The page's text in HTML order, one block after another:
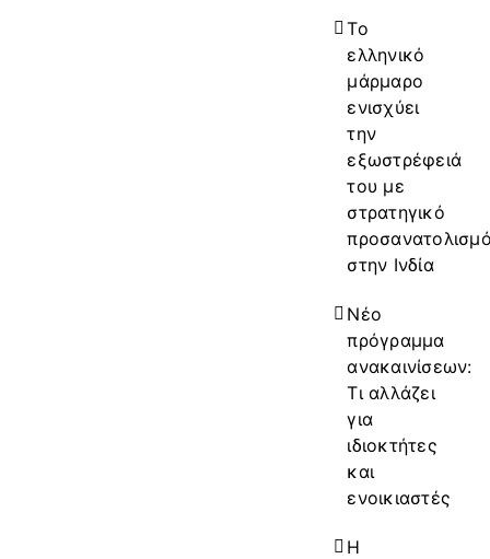
Το
ελληνικό
μάρμαρο
ενισχύει
την
εξωστρέφειά
του με
στρατηγικό
στην Ινδία
Νέο
πρόγραμμα
ανακαινίσεων:
Τι αλλάζει
για
ιδιοκτήτες
και
ενοικιαστές
Η